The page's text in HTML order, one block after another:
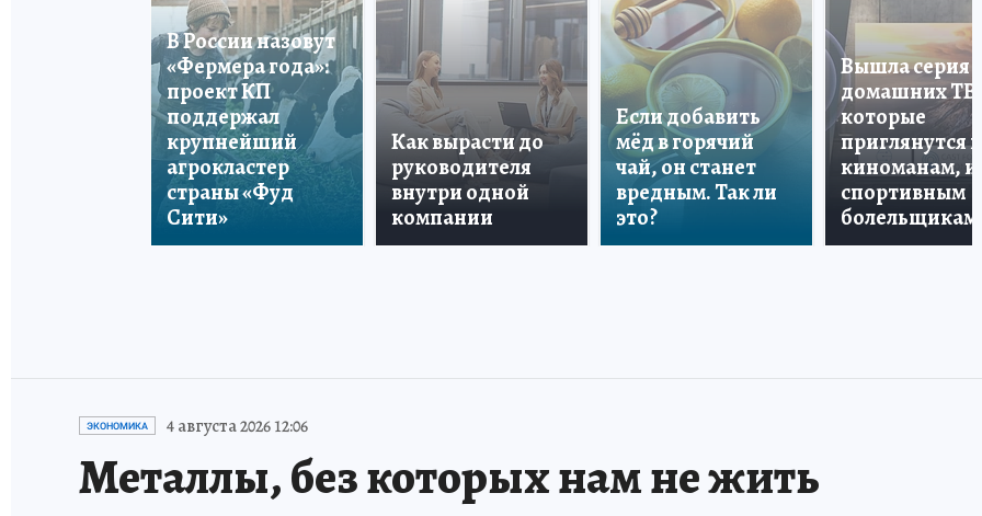
В России назовут
«Фермера года»:
проект КП
поддержал
крупнейший
агрокластер
страны «Фуд
Сити»
Как вырасти до
руководителя
внутри одной
компании
Если добавить
мёд в горячий
чай, он станет
вредным. Так ли
это?
Вышла серия
домашних ТВ,
которые
приглянутся и
киноманам, и
спортивным
болельщикам
ЭКОНОМИКА 4 августа 2026 12:06
Металлы, без которых нам не жить